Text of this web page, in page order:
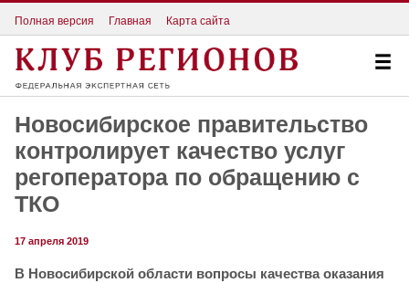
Полная версия Главная Карта сайта
Новосибирское правительство
контролирует качество услуг
регоператора по обращению с
ТКО
17 апреля 2019
В Новосибирской области вопросы качества оказания